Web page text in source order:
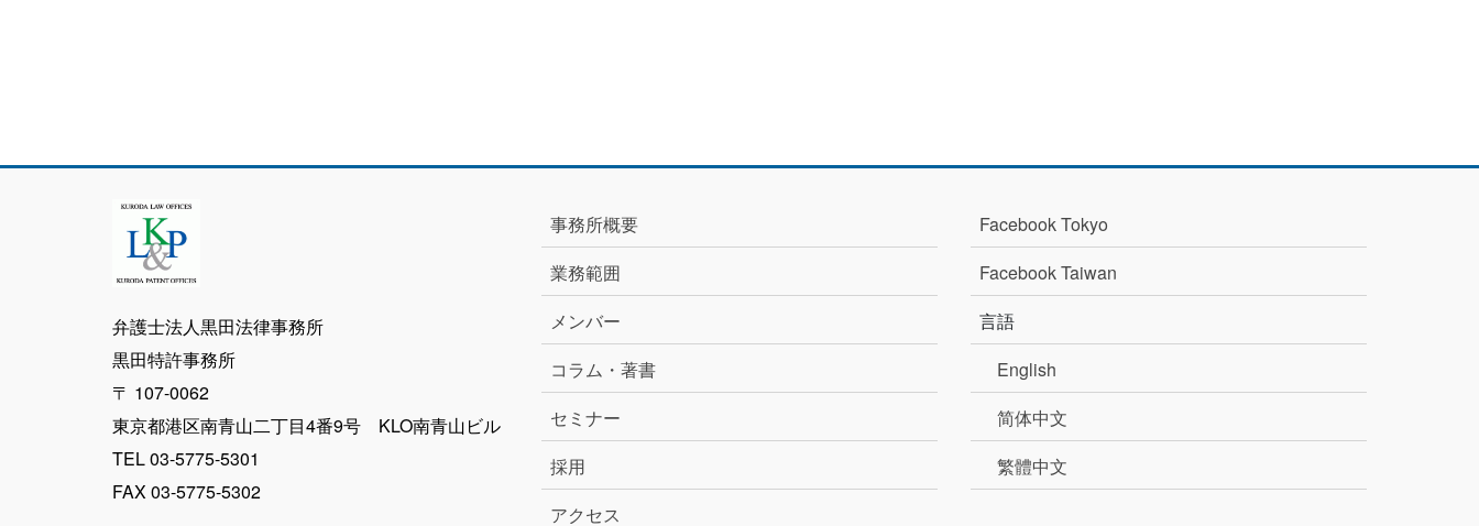
弁護士法人黒田法律事務所
黒田特許事務所
〒 107-0062
東京都港区南青山二丁目4番9号 KLO南青山ビル
TEL 03-5775-5301
FAX 03-5775-5302
事務所概要
業務範囲
メンバー
コラム・著書
セミナー
採用
アクセス
Facebook Tokyo
Facebook Taiwan
言語
English
简体中文
繁體中文